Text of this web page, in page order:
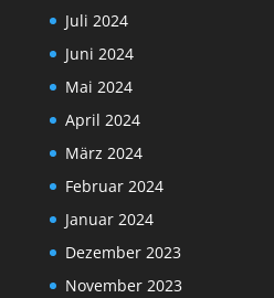
Juli 2024
Juni 2024
Mai 2024
April 2024
März 2024
Februar 2024
Januar 2024
Dezember 2023
November 2023